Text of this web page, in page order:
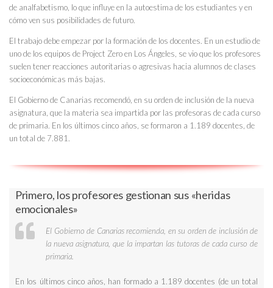
de analfabetismo, lo que influye en la autoestima de los estudiantes y en
cómo ven sus posibilidades de futuro.
El trabajo debe empezar por la formación de los docentes. En un estudio de
uno de los equipos de Project Zero en Los Ángeles, se vio que los profesores
suelen tener reacciones autoritarias o agresivas hacia alumnos de clases
socioeconómicas más bajas.
El Gobierno de Canarias recomendó, en su orden de inclusión de la nueva
asignatura, que la materia sea impartida por las profesoras de cada curso
de primaria. En los últimos cinco años, se formaron a 1.189 docentes, de
un total de 7.881.
Primero, los profesores gestionan sus «heridas
emocionales»
El Gobierno de Canarias recomienda, en su orden de inclusión de
la nueva asignatura, que la impartan las tutoras de cada curso de
primaria.
En los últimos cinco años, han formado a 1.189 docentes (de un total